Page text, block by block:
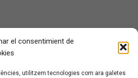
el consentimient de
utilitzem tecnologies com ara galetes